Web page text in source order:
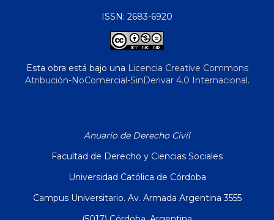
ISSN: 2683-6920
Esta obra está bajo una Licencia Creative Commons
Atribución-NoComercial-SinDerivar 4.0 Internacional .
Anuario de Derecho Civil
Facultad de Derecho y Ciencias Sociales
Universidad Católica de Córdoba
Campus Universitario. Av. Armada Argentina 3555